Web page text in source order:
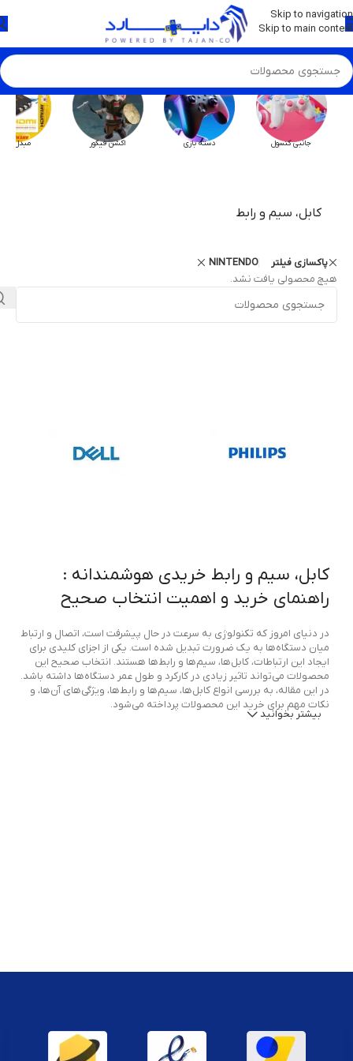
Skip to navigation
Skip to main content
💡برچسب و اسکین کنسول ها بروز شد . . . اینجا کیک کن !
جانبی کنسول دسته بازی اکشن فیگور مبدل HX
کابل، سیم و رابط
پاکسازی فیلتر NINTENDO
هیچ محصولی یافت نشد.
کابل، سیم و رابط خریدی هوشمندانه :
راهنمای خرید و اهمیت انتخاب صحیح
در دنیای امروز که تکنولوژی به سرعت در حال پیشرفت است، اتصال و ارتباط
میان دستگاه‌ها به یک ضرورت تبدیل شده است. یکی از اجزای کلیدی برای
ایجاد این ارتباطات، کابل‌ها، سیم‌ها و رابط‌ها هستند. انتخاب صحیح این
محصولات می‌تواند تاثیر زیادی در کارکرد و طول عمر دستگاه‌ها داشته باشد.
در این مقاله، به بررسی انواع کابل‌ها، سیم‌ها و رابط‌ها، ویژگی‌های آن‌ها، و
نکات مهم برای خرید این محصولات پرداخته می‌شود.
کابل‌های HDMI
: این کابل‌ها برای انتقال تصاویر و صدا با کیفیت بالا از
بیشتر بخوانید